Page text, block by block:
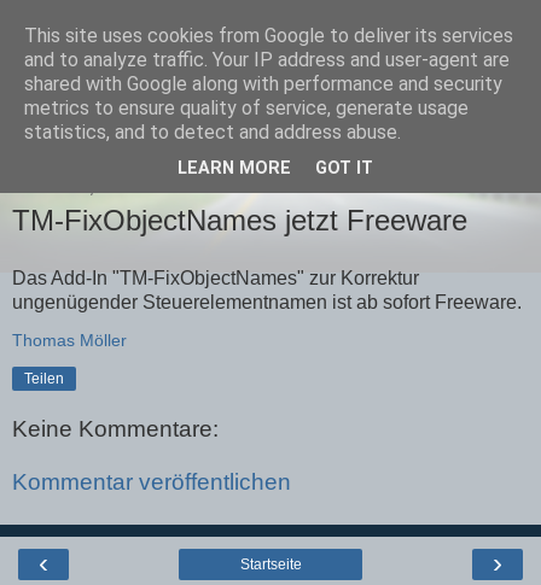
Team-Moeller Blog
Gedanken rund um Microsoft Access
TM-FixObjectNames jetzt Freeware
Das Add-In "TM-FixObjectNames" zur Korrektur
ungenügender Steuerelementnamen ist ab sofort Freeware.
Thomas Möller
Teilen
Keine Kommentare:
Kommentar veröffentlichen
‹ ›
Startseite
This site uses cookies from Google to deliver its services
and to analyze traffic. Your IP address and user-agent are
shared with Google along with performance and security
metrics to ensure quality of service, generate usage
statistics, and to detect and address abuse.
LEARN MORE GOT IT